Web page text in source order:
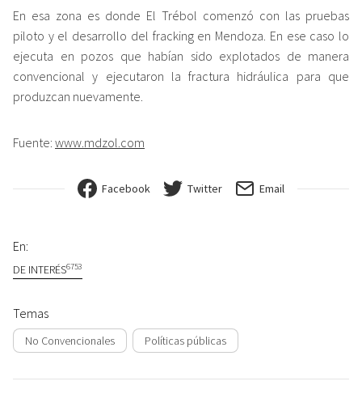
En esa zona es donde El Trébol comenzó con las pruebas
piloto y el desarrollo del fracking en Mendoza. En ese caso lo
ejecuta en pozos que habían sido explotados de manera
convencional y ejecutaron la fractura hidráulica para que
produzcan nuevamente.
Fuente: www.mdzol.com
Facebook Twitter Email
En:
DE INTERÉS6753
Temas
No Convencionales Políticas públicas